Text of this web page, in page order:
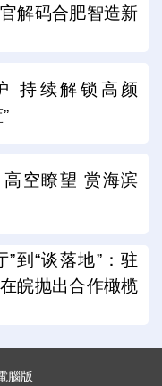
解码合肥智造新
持续解锁高颜
空瞭望 赏海滨
”到“谈落地”：驻
皖抛出合作橄榄
腦版